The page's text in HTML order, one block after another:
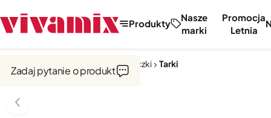
Produkty
Nasze
marki
Promocja
Letnia
Noże, tarki, obieraczki Tarki
Zadaj pytanie o produkt